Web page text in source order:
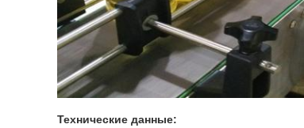
Технические данные: